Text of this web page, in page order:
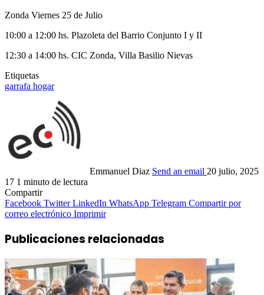
Zonda Viernes 25 de Julio
10:00 a 12:00 hs. Plazoleta del Barrio Conjunto I y II
12:30 a 14:00 hs. CIC Zonda, Villa Basilio Nievas
Etiquetas
garrafa hogar
Emmanuel Diaz Send an email 20 julio, 2025
17 1 minuto de lectura
Compartir
Facebook Twitter LinkedIn WhatsApp Telegram Compartir por
correo electrónico Imprimir
Publicaciones relacionadas